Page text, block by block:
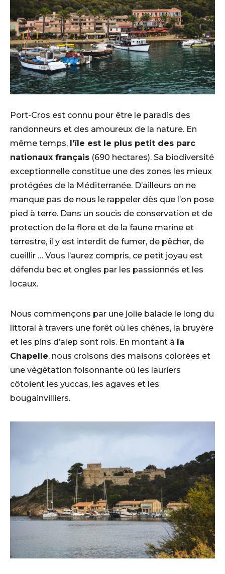
Port-Cros est connu pour être le paradis des
randonneurs et des amoureux de la nature. En
même temps, l’île est le plus petit des parc
nationaux français (690 hectares). Sa biodiversité
exceptionnelle constitue une des zones les mieux
protégées de la Méditerranée. D’ailleurs on ne
manque pas de nous le rappeler dès que l’on pose
pied à terre. Dans un soucis de conservation et de
protection de la flore et de la faune marine et
terrestre, il y est interdit de fumer, de pêcher, de
cueillir … Vous l’aurez compris, ce petit joyau est
défendu bec et ongles par les passionnés et les
locaux.
Nous commençons par une jolie balade le long du
littoral à travers une forêt où les chênes, la bruyère
et les pins d’alep sont rois. En montant à la
Chapelle, nous croisons des maisons colorées et
une végétation foisonnante où les lauriers
côtoient les yuccas, les agaves et les
bougainvilliers.